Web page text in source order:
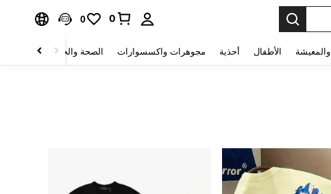
0
0
الأطفال أحذية مجوهرات واكسسوارات الصحة والجمال